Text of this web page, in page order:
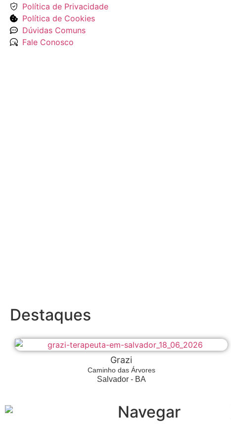
Política de Privacidade
Política de Cookies
Dúvidas Comuns
Fale Conosco
Destaques
Grazi
Caminho das Árvores
Salvador - BA
Navegar